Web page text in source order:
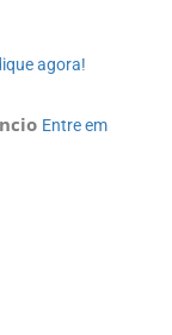
agora!
Entre em